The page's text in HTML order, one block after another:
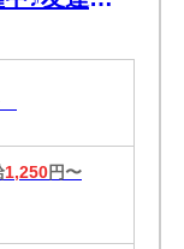
1,250円〜